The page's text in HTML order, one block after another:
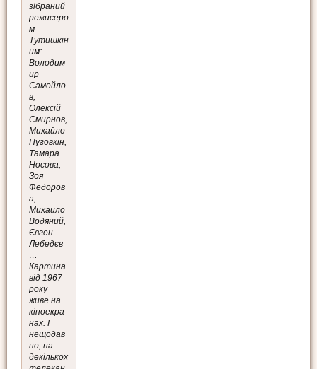
зібраний
режисеро
м
Тутишкін
им:
Володим
ир
Самойло
в,
Олексій
Смирнов,
Михайло
Пуговкін,
Тамара
Носова,
Зоя
Федоров
а,
Михаило
Водяний,
Євген
Лебедєв
…
Картина
від 1967
року
живе на
кіноекра
нах. І
нещодав
но, на
декількох